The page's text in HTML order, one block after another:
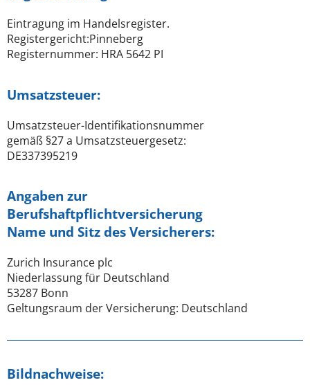
Eintragung im Handelsregister.
Registergericht:Pinneberg
Registernummer: HRA 5642 PI
Umsatzsteuer:
Umsatzsteuer-Identifikationsnummer
gemäß §27 a Umsatzsteuergesetz:
DE337395219
Angaben zur
Berufshaftpflichtversicherung
Name und Sitz des Versicherers:
Zurich Insurance plc
Niederlassung für Deutschland
53287 Bonn
Geltungsraum der Versicherung: Deutschland
Bildnachweise: